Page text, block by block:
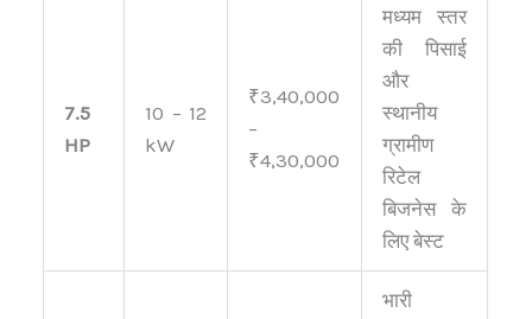
7.5
HP
10 – 12
kW
₹3,40,000
–
₹4,30,000
मध्यम स्तर
की पिसाई
और
स्थानीय
ग्रामीण
रिटेल
बिजनेस के
लिए बेस्ट
भारी